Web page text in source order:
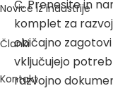
Novice iz industrije
Članki
Kontakt
C. Prenesite in
komplet za
običajno
vključujejo
razvojno